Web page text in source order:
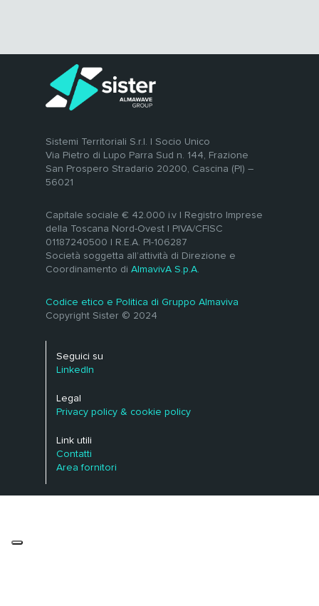
Sistemi Territoriali S.r.l. | Socio Unico
Via Pietro di Lupo Parra Sud n. 144, Frazione
San Prospero Stradario 20200, Cascina (PI) –
56021
Capitale sociale € 42.000 i.v | Registro Imprese
della Toscana Nord-Ovest | PIVA/CFISC
01187240500 | R.E.A. PI-106287
Società soggetta all’attività di Direzione e
Coordinamento diAlmavivA S.p.A.
Codice etico e Politica di Gruppo Almaviva
Copyright Sister © 2024
Seguici su
LinkedIn
Legal
Privacy policy & cookie policy
Link utili
Contatti
Area fornitori